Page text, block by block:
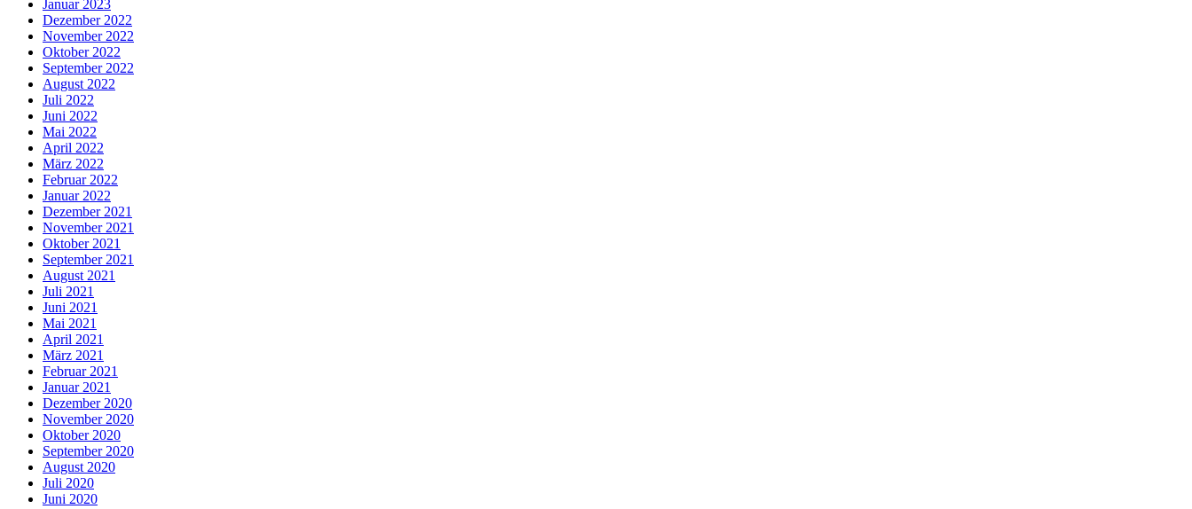
Januar 2023
Dezember 2022
November 2022
Oktober 2022
September 2022
August 2022
Juli 2022
Juni 2022
Mai 2022
April 2022
März 2022
Februar 2022
Januar 2022
Dezember 2021
November 2021
Oktober 2021
September 2021
August 2021
Juli 2021
Juni 2021
Mai 2021
April 2021
März 2021
Februar 2021
Januar 2021
Dezember 2020
November 2020
Oktober 2020
September 2020
August 2020
Juli 2020
Juni 2020